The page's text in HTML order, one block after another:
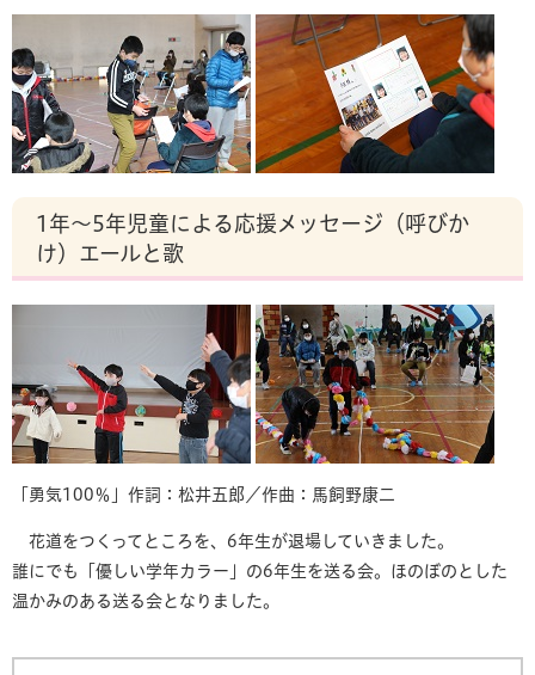
1年～5年児童による応援メッセージ（呼びか
け）エールと歌
「勇気100％」作詞：松井五郎／作曲：馬飼野康二
花道をつくってところを、6年生が退場していきました。
誰にでも「優しい学年カラー」の6年生を送る会。ほのぼのとした
温かみのある送る会となりました。